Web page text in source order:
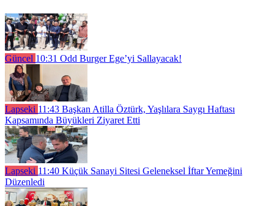
Güncel 10:31 Odd Burger Ege’yi Sallayacak!
Lapseki 11:43 Başkan Atilla Öztürk, Yaşlılara Saygı Haftası
Kapsamında Büyükleri Ziyaret Etti
Lapseki 11:40 Küçük Sanayi Sitesi Geleneksel İftar Yemeğini
Düzenledi